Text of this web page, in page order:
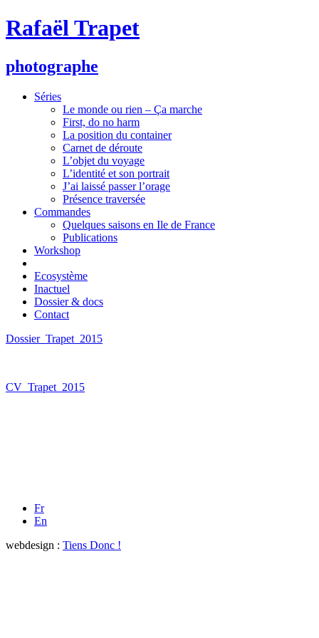
Rafaël Trapet
photographe
Séries
Le monde ou rien – Ça marche
First, do no harm
La position du container
Carnet de déroute
L’objet du voyage
L’identité et son portrait
J’ai laissé passer l’orage
Présence traversée
Commandes
Quelques saisons en Ile de France
Publications
Workshop
Ecosystème
Inactuel
Dossier & docs
Contact
Dossier_Trapet_2015
CV_Trapet_2015
Fr
En
webdesign : Tiens Donc !